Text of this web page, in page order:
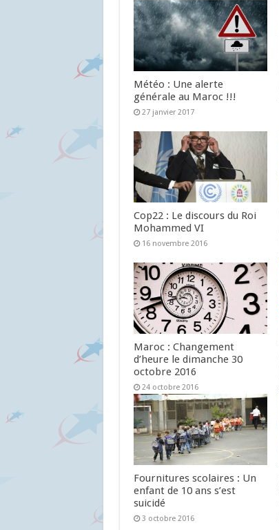
Météo : Une alerte
générale au Maroc !!!
27 janvier 2017
Cop22 : Le discours du Roi
Mohammed VI
16 novembre 2016
Maroc : Changement
d’heure le dimanche 30
octobre 2016
24 octobre 2016
Fournitures scolaires : Un
enfant de 10 ans s’est
suicidé
3 octobre 2016